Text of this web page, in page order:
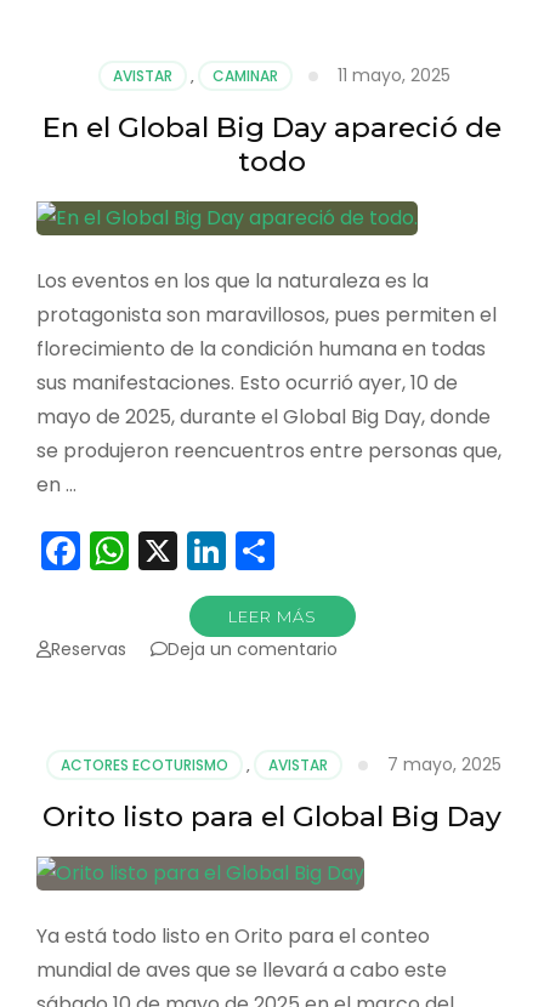
parte
aves
AVISTAR , CAMINAR 11 mayo, 2025
En el Global Big Day apareció de
todo
Los eventos en los que la naturaleza es la
protagonista son maravillosos, pues permiten el
florecimiento de la condición humana en todas
sus manifestaciones. Esto ocurrió ayer, 10 de
mayo de 2025, durante el Global Big Day, donde
se produjeron reencuentros entre personas que,
en …
Facebook
WhatsApp
X LinkedIn
LEER MÁS
Reservas Deja un comentario
Day
apareció
de
todo
ACTORES ECOTURISMO , AVISTAR 7 mayo, 2025
Orito listo para el Global Big Day
Ya está todo listo en Orito para el conteo
mundial de aves que se llevará a cabo este